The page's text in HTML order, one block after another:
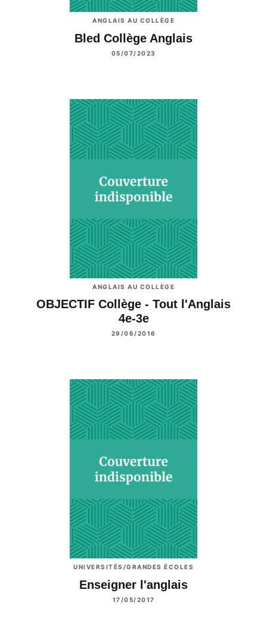
ANGLAIS AU COLLÈGE
Bled Collège Anglais
05/07/2023
ANGLAIS AU COLLÈGE
OBJECTIF Collège - Tout l'Anglais
4e-3e
29/06/2016
UNIVERSITÉS/GRANDES ÉCOLES
Enseigner l'anglais
17/05/2017